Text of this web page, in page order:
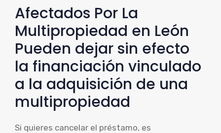
Afectados Por La
Multipropiedad en León
Pueden dejar sin efecto
la financiación vinculado
a la adquisición de una
multipropiedad
Si quieres cancelar el préstamo, es